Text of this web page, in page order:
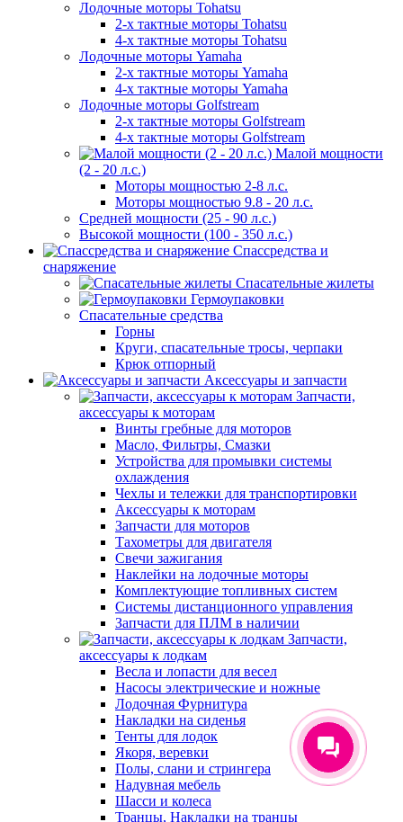
Лодочные моторы Tohatsu
2-х тактные моторы Tohatsu
4-х тактные моторы Tohatsu
Лодочные моторы Yamaha
2-х тактные моторы Yamaha
4-х тактные моторы Yamaha
Лодочные моторы Golfstream
2-х тактные моторы Golfstream
4-х тактные моторы Golfstream
Малой мощности
(2 - 20 л.с.)
Моторы мощностью 2-8 л.с.
Моторы мощностью 9.8 - 20 л.с.
Средней мощности (25 - 90 л.с.)
Высокой мощности (100 - 350 л.с.)
Спассредства и
снаряжение
Спасательные жилеты
Гермоупаковки
Спасательные средства
Горны
Круги, спасательные тросы, черпаки
Крюк отпорный
Аксессуары и запчасти
Запчасти,
аксессуары к моторам
Винты гребные для моторов
Масло, Фильтры, Смазки
Устройства для промывки системы
охлаждения
Чехлы и тележки для транспортировки
Аксессуары к моторам
Запчасти для моторов
Тахометры для двигателя
Свечи зажигания
Наклейки на лодочные моторы
Комплектующие топливных систем
Системы дистанционного управления
Запчасти для ПЛМ в наличии
Запчасти,
аксессуары к лодкам
Весла и лопасти для весел
Насосы электрические и ножные
Лодочная Фурнитура
Накладки на сиденья
Тенты для лодок
Якоря, веревки
Полы, слани и стрингера
Надувная мебель
Шасси и колеса
Транцы, Накладки на транцы